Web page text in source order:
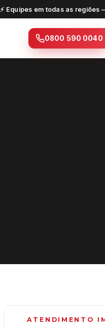
⚡ Equipes em todas as
0800 590 0040
ATENDIMENTO